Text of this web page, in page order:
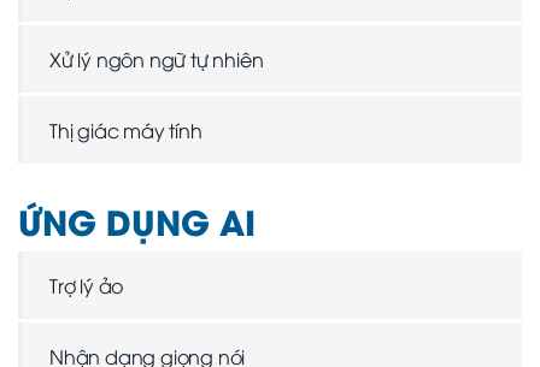
Xử lý ngôn ngữ tự nhiên
Thị giác máy tính
ỨNG DỤNG AI
Trợ lý ảo
Nhận dạng giọng nói